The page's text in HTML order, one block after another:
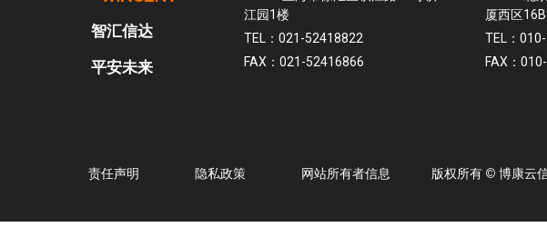
智汇信达
平安未来
江园1楼
TEL：021-52418822
FAX：021-52416866
厦西区
TEL：
FAX：
责任声明 隐私政策 网站所有者信息 版权所有 © 博康云